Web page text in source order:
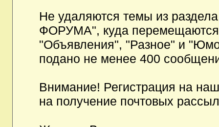
Не удаляются темы из
ФОРУМА", куда перемещаются
"Объявления", "Разное" и
подано не менее 400
Внимание! Регистрация на
на получение почтовых